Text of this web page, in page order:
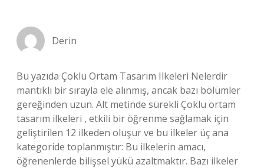
Derin
Bu yazıda Çoklu Ortam Tasarım Ilkeleri Nelerdir
mantıklı bir sırayla ele alınmış, ancak bazı bölümler
gereğinden uzun. Alt metinde sürekli Çoklu ortam
tasarım ilkeleri , etkili bir öğrenme sağlamak için
geliştirilen 12 ilkeden oluşur ve bu ilkeler üç ana
kategoride toplanmıştır: Bu ilkelerin amacı,
öğrenenlerde bilişsel yükü azaltmaktır. Bazı ilkeler